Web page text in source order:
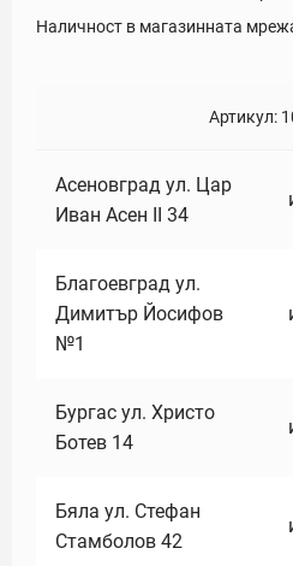
Наличност в магазинната
Артикул:
Асеновград ул. Цар
Иван Асен II 34
Благоевград ул.
Димитър Йосифов
№1
Бургас ул. Христо
Ботев 14
Бяла ул. Стефан
Стамболов 42